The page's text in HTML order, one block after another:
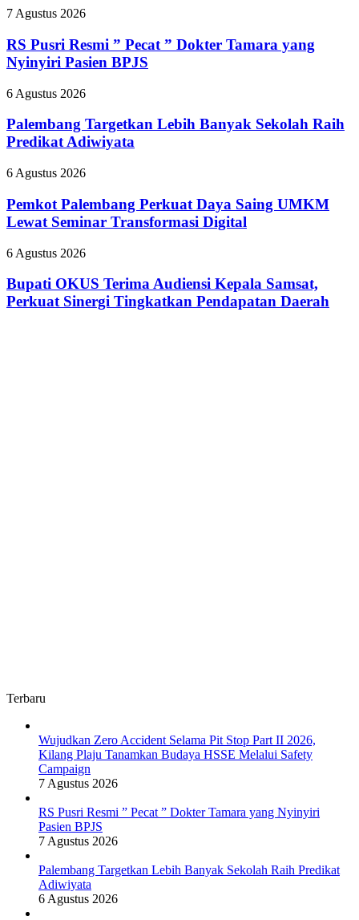
II
Kilang
Plaju
Tanamkan
Budaya
HSSE
Melalui
Safety
Campaign
RS
Resmi
”
Pecat
Dokter
yang
Nyinyiri
BPJS
7 Agustus 2026
RS Pusri Resmi ” Pecat ” Dokter Tamara yang
Nyinyiri Pasien BPJS
Palembang
Lebih
Banyak
Sekolah
Predikat
6 Agustus 2026
Palembang Targetkan Lebih Banyak Sekolah Raih
Predikat Adiwiyata
Pemkot
Perkuat
Daya
Saing
Lewat
Transformasi
Digital
6 Agustus 2026
Pemkot Palembang Perkuat Daya Saing UMKM
Lewat Seminar Transformasi Digital
Bupati
Terima
Audiensi
Kepala
6 Agustus 2026
Bupati OKUS Terima Audiensi Kepala Samsat,
Perkuat Sinergi Tingkatkan Pendapatan Daerah
Terbaru
Wujudkan Zero Accident Selama Pit Stop Part II 2026,
Kilang Plaju Tanamkan Budaya HSSE Melalui Safety
Campaign
7 Agustus 2026
RS Pusri Resmi ” Pecat ” Dokter Tamara yang Nyinyiri
Pasien BPJS
7 Agustus 2026
Palembang Targetkan Lebih Banyak Sekolah Raih Predikat
Adiwiyata
6 Agustus 2026